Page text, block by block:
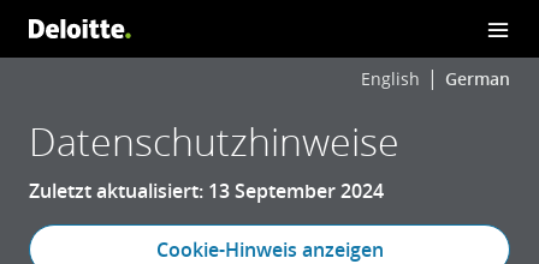
English German
Datenschutzhinweise
Zuletzt aktualisiert: 13 September 2024
Cookie-Hinweis anzeigen